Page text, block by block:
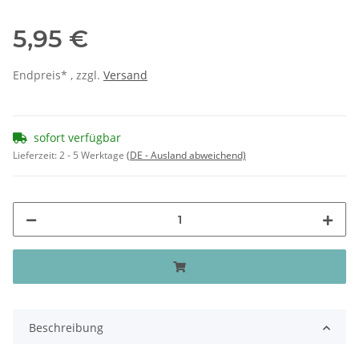
5,95 €
Endpreis* , zzgl. Versand
sofort verfügbar
Lieferzeit:2 - 5 Werktage (DE - Ausland abweichend)
Beschreibung